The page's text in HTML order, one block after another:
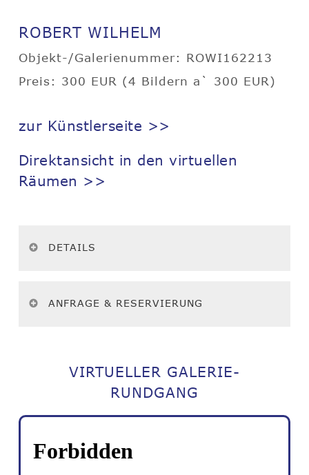
ROBERT WILHELM
Objekt-/Galerienummer: ROWI162213
Preis: 300 EUR (4 Bildern a` 300 EUR)
zur Künstlerseite >>
Direktansicht in den virtuellen
Räumen >>
DETAILS
ANFRAGE & RESERVIERUNG
VIRTUELLER GALERIE-
RUNDGANG